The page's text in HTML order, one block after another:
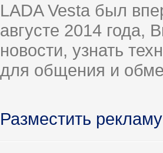
LADA Vesta был
августе 2014 года,
новости, узнать
для общения и
Разместить